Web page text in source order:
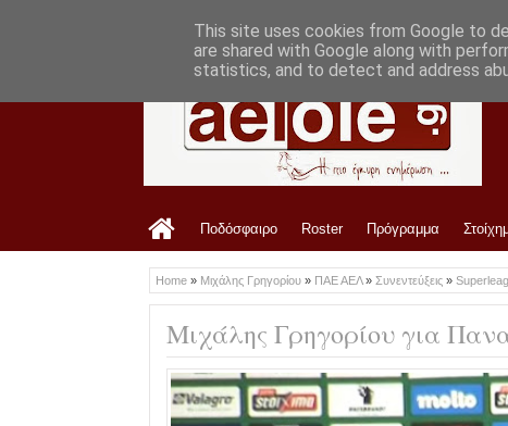
Ποδόσφαιρο Roster Πρόγραμμα
Home » Μιχάλης Γρηγορίου » ΠΑΕ ΑΕΛ» Συνεντεύξεις »
Μιχάλης Γρηγορίου για
This site uses cookies from Google to
are shared with Google along with
statistics, and to detect and address